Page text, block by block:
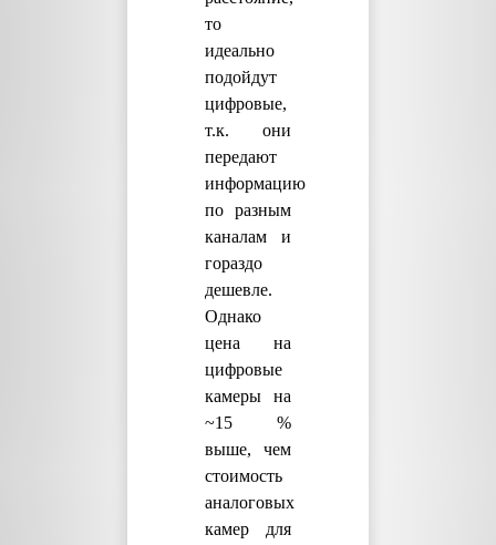
то
идеально
подойдут
цифровые,
т.к. они
передают
информацию
по разным
каналам и
гораздо
дешевле.
Однако
цена на
цифровые
камеры на
~15 %
выше, чем
стоимость
аналоговых
камер для